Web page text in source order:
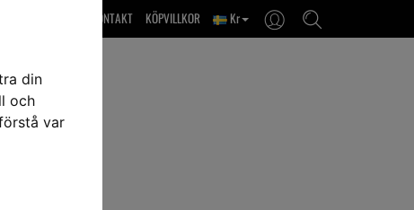
din
och
var
Kr
KÖPVILLKOR
OM OSS & KONTAKT